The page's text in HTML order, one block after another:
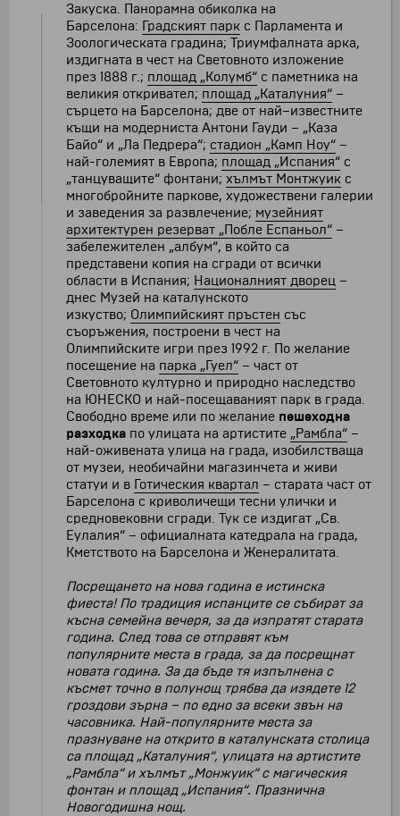
Закуска. Панорамна обиколка на
Барселона: Градският парк с Парламента и
Зоологическата градина; Триумфалната арка,
издигната в чест на Световното изложение
през 1888 г.; площад „Колумб“ с паметника на
великия откривател; площад „Каталуния“ –
сърцето на Барселона; две от най–известните
къщи на модерниста Антони Гауди – „Каза
Байо“ и „Ла Педрера“; стадион „Камп Ноу“ –
най-големият в Европа; площад „Испания“ с
„танцуващите“ фонтани; хълмът Монтжуик с
многобройните паркове, художествени галерии
и заведения за развлечение; музейният
архитектурен резерват „Побле Еспаньол“ –
забележителен „албум“, в който са
представени копия на сгради от всички
области в Испания; Националният дворец –
днес Музей на каталунското
изкуство; Олимпийският пръстен със
съоръжения, построени в чест на
Олимпийските игри през 1992 г. По желание
посещение на парка „Гуел“ – част от
Световното културно и природно наследство
на ЮНЕСКО и най-посещаваният парк в града.
Свободно време или по желание пешеходна
разходка по улицата на артистите „Рамбла“ –
най-оживената улица на града, изобилстваща
от музеи, необичайни магазинчета и живи
статуи и в Готическия квартал – старата част от
Барселона с криволичещи тесни улички и
средновековни сгради. Тук се издигат „Св.
Еулалия“ – официалната катедрала на града,
Кметството на Барселона и Женералитата.
Посрещането на нова година е истинска
фиеста! По традиция испанците се събират за
късна семейна вечеря, за да изпратят старата
година. След това се отправят към
популярните места в града, за да посрещнат
новата година. За да бъде тя изпълнена с
късмет точно в полунощ трябва да изядете 12
гроздови зърна – по едно за всеки звън на
часовника. Най-популярните места за
празнуване на открито в каталунската столица
са площад „Каталуния“, улицата на артистите
„Рамбла“ и хълмът „Монжуик“ с магическия
фонтан и площад „Испания“. Празнична
Новогодишна нощ.